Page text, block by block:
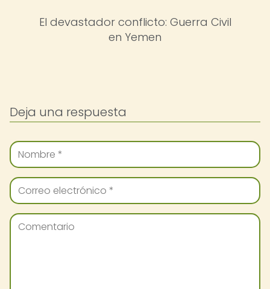
El devastador conflicto: Guerra Civil
en Yemen
Deja una respuesta